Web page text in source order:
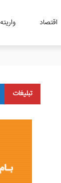
اقتصاد واریته
تبلیغات